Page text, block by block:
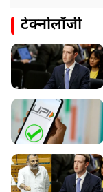
टेक्नोलॉजी